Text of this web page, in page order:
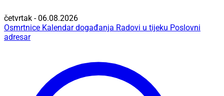
četvrtak - 06.08.2026
Osmrtnice Kalendar događanja Radovi u tijeku Poslovni
adresar